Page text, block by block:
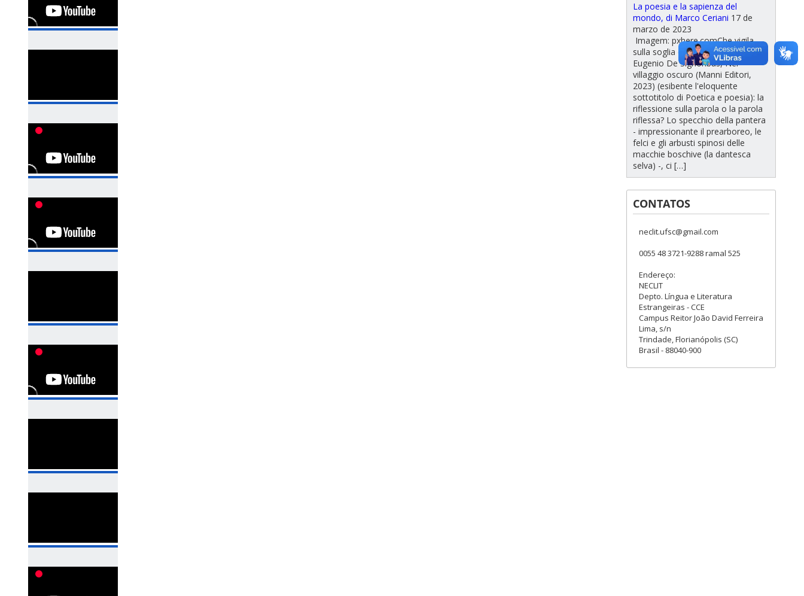
La poesia e la sapienza del
mondo, di Marco Ceriani 17 de
marzo de 2023
Imagem: pxhere.comChe vigila
sulla soglia di quest'ultima opera di
Eugenio De Signoribus, Nel
villaggio oscuro (Manni Editori,
2023) (esibente l'eloquente
sottotitolo di Poetica e poesia): la
riflessione sulla parola o la parola
riflessa? Lo specchio della pantera
- impressionante il prearboreo, le
felci e gli arbusti spinosi delle
macchie boschive (la dantesca
selva) -, ci […]
CONTATOS
neclit.ufsc@gmail.com
0055 48 3721-9288 ramal 525
Endereço:
NECLIT
Depto. Língua e Literatura
Estrangeiras - CCE
Campus Reitor João David Ferreira
Lima, s/n
Trindade, Florianópolis (SC)
Brasil - 88040-900